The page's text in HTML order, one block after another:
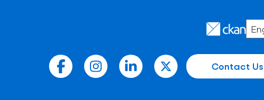
Contact Us